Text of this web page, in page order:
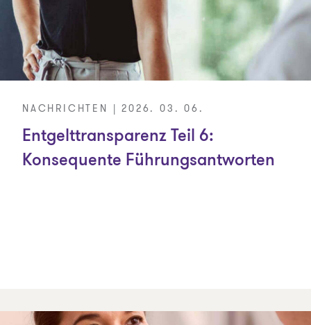
NACHRICHTEN | 2026. 03. 06.
Entgelttransparenz Teil 6:
Konsequente Führungsantworten